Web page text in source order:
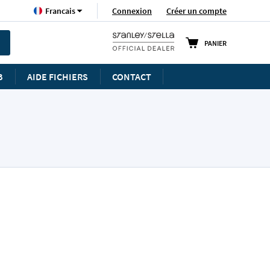
Connexion Créer un compte
Langue Francais
PANIER
AIDE FICHIERS CONTACT